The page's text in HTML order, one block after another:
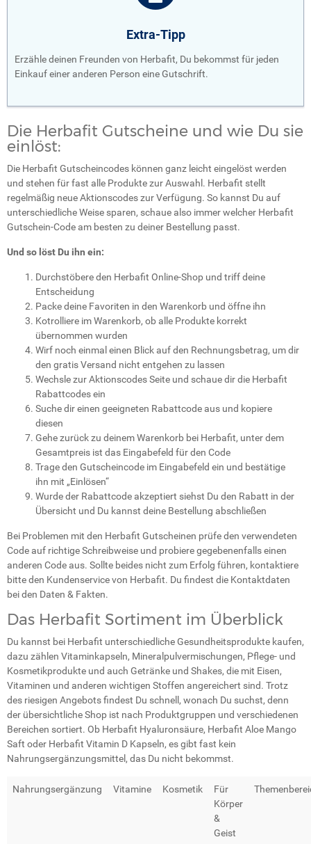
Extra-Tipp
Erzähle deinen Freunden von Herbafit, Du bekommst für jeden
Einkauf einer anderen Person eine Gutschrift.
Die Herbafit Gutscheine und wie Du sie
einlöst:
Die Herbafit Gutscheincodes können ganz leicht eingelöst werden
und stehen für fast alle Produkte zur Auswahl. Herbafit stellt
regelmäßig neue Aktionscodes zur Verfügung. So kannst Du auf
unterschiedliche Weise sparen, schaue also immer welcher Herbafit
Gutschein-Code am besten zu deiner Bestellung passt.
Und so löst Du ihn ein:
Durchstöbere den Herbafit Online-Shop und triff deine
Entscheidung
Packe deine Favoriten in den Warenkorb und öffne ihn
Kotrolliere im Warenkorb, ob alle Produkte korrekt
übernommen wurden
Wirf noch einmal einen Blick auf den Rechnungsbetrag, um dir
den gratis Versand nicht entgehen zu lassen
Wechsle zur Aktionscodes Seite und schaue dir die Herbafit
Rabattcodes ein
Suche dir einen geeigneten Rabattcode aus und kopiere
diesen
Gehe zurück zu deinem Warenkorb bei Herbafit, unter dem
Gesamtpreis ist das Eingabefeld für den Code
Trage den Gutscheincode im Eingabefeld ein und bestätige
ihn mit „Einlösen“
Wurde der Rabattcode akzeptiert siehst Du den Rabatt in der
Übersicht und Du kannst deine Bestellung abschließen
Bei Problemen mit den Herbafit Gutscheinen prüfe den verwendeten
Code auf richtige Schreibweise und probiere gegebenenfalls einen
anderen Code aus. Sollte beides nicht zum Erfolg führen, kontaktiere
bitte den Kundenservice von Herbafit. Du findest die Kontaktdaten
bei den Daten & Fakten.
Das Herbafit Sortiment im Überblick
Du kannst bei Herbafit unterschiedliche Gesundheitsprodukte kaufen,
dazu zählen Vitaminkapseln, Mineralpulvermischungen, Pflege- und
Kosmetikprodukte und auch Getränke und Shakes, die mit Eisen,
Vitaminen und anderen wichtigen Stoffen angereichert sind. Trotz
des riesigen Angebots findest Du schnell, wonach Du suchst, denn
der übersichtliche Shop ist nach Produktgruppen und verschiedenen
Bereichen sortiert. Ob Herbafit Hyaluronsäure, Herbafit Aloe Mango
Saft oder Herbafit Vitamin D Kapseln, es gibt fast kein
Nahrungsergänzungsmittel, das Du nicht bekommst.
Nahrungsergänzung Vitamine Kosmetik
Für
Körper
&
Geist